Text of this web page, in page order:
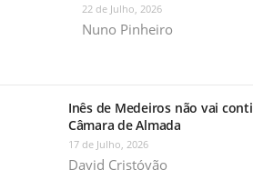
22 de Julho, 2026
Nuno Pinheiro
Inês de Medeiros não vai
Câmara de Almada
17 de Julho, 2026
David Cristóvão